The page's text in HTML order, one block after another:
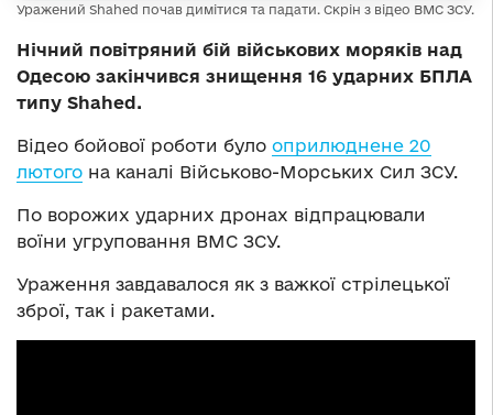
Уражений Shahed почав димітися та падати. Скрін з відео ВМС ЗСУ.
Нічний повітряний бій військових моряків над
Одесою закінчився знищення 16 ударних БПЛА
типу Shahed.
Відео бойової роботи було оприлюднене 20
лютого на каналі Військово-Морських Сил ЗСУ.
По ворожих ударних дронах відпрацювали
воїни угруповання ВМС ЗСУ.
Ураження завдавалося як з важкої стрілецької
зброї, так і ракетами.